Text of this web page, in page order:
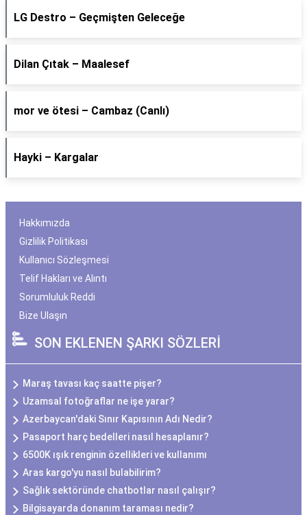
LG Destro – Geçmişten Geleceğe
Dilan Çıtak – Maalesef
​mor ve ötesi – Cambaz (Canlı)
Hayki – Kargalar
Hakkımızda
Gizlilik Politikası
Kullanıcı Sözleşmesi
Telif Hakları ve Alıntı
Sorumluluk Reddi
Bize Ulaşın
SON EKLENEN ŞARKI SÖZLERİ
Maraş tavası kaç saatte pişer?
Uzamsal fotoğraflar ne işe yarar?
Azerbaycan'daki Sınır Kapısının Adı Nedir?
Pasaport harç bedelleri nasıl hesaplanır?
6500K ışık renginin özellikleri ve kullanımı
Aras kargo'yu nasıl bulabilirim?
Sağlık sektöründe chatbotlar nasıl çalışır?
Bilgisayarda donanım taraması nedir?